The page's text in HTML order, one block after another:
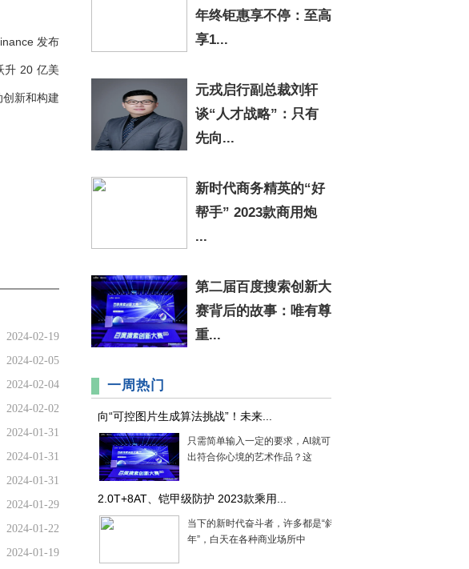
发布
升 20 亿美
新和构建
2024-02-19
2024-02-05
2024-02-04
2024-02-02
2024-01-31
2024-01-31
2024-01-31
2024-01-29
2024-01-22
2024-01-19
年终钜惠享不停：至高
享1...
元戎启行副总裁刘轩
谈“人才战略”：只有
先向...
新时代商务精英的“好
帮手” 2023款商用炮
...
第二届百度搜索创新大
赛背后的故事：唯有尊
重...
一周热门
向“可控图片生成算法挑战”！未来...
只需简单输入一定的要求，AI就可以创作
出符合你心境的艺术作品？这
2.0T+8AT、铠甲级防护 2023款乘用...
当下的新时代奋斗者，许多都是“斜杠青
年”，白天在各种商业场所中